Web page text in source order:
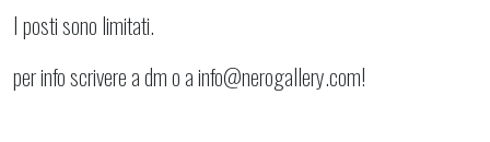
I posti sono limitati.
per info scrivere a dm o a info@nerogallery.com!